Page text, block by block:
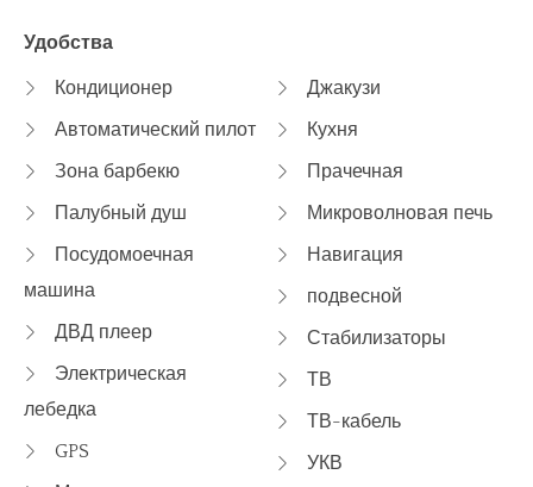
Удобства
Кондиционер
Автоматический пилот
Зона барбекю
Палубный душ
Посудомоечная
машина
ДВД плеер
Электрическая
лебедка
GPS
Джакузи
Кухня
Прачечная
Микроволновая печь
Навигация
подвесной
Стабилизаторы
ТВ
ТВ-кабель
УКВ